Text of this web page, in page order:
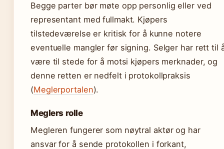
Begge parter bør møte opp personlig eller ved
representant med fullmakt. Kjøpers
tilstedeværelse er kritisk for å kunne notere
eventuelle mangler før signing. Selger har rett til
være til stede for å motsi kjøpers merknader, og
denne retten er nedfelt i protokollpraksis
(Meglerportalen).
Meglers rolle
Megleren fungerer som nøytral aktør og har
ansvar for å sende protokollen i forkant,